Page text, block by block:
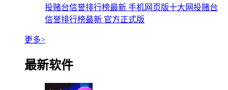
投赌台信誉排行榜最新 手机网页版十大网投赌台
信誉排行榜最新 官方正式版
更多>
最新软件